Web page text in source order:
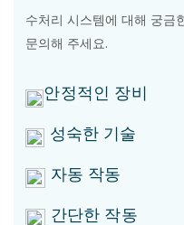
수처리 시스템에 대해 궁금
문의해 주세요.
안정적인 장비
성숙한 기술
자동 작동
간단한 작동